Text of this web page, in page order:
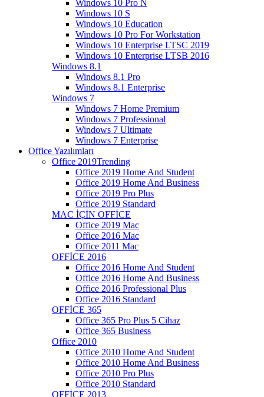
Windows 10 Pro N
Windows 10 S
Windows 10 Education
Windows 10 Pro For Workstation
Windows 10 Enterprise LTSC 2019
Windows 10 Enterprise LTSB 2016
Windows 8.1
Windows 8.1 Pro
Windows 8.1 Enterprise
Windows 7
Windows 7 Home Premium
Windows 7 Professional
Windows 7 Ultimate
Windows 7 Enterprise
Office Yazılımları
Office 2019Trending
Office 2019 Home And Student
Office 2019 Home And Business
Office 2019 Pro Plus
Office 2019 Standard
MAC İÇİN OFFİCE
Office 2019 Mac
Office 2016 Mac
Office 2011 Mac
OFFİCE 2016
Office 2016 Home And Student
Office 2016 Home And Business
Office 2016 Professional Plus
Office 2016 Standard
OFFİCE 365
Office 365 Pro Plus 5 Cihaz
Office 365 Business
Office 2010
Office 2010 Home And Student
Office 2010 Home And Business
Office 2010 Pro Plus
Office 2010 Standard
OFFİCE 2013